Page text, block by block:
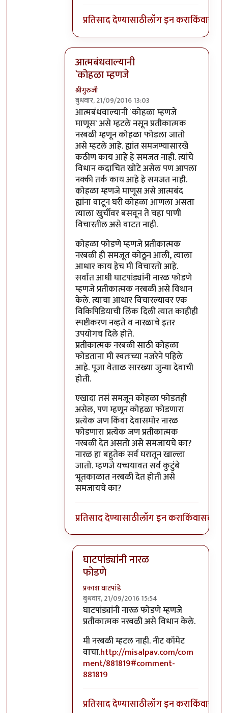
प्रतिसाद देण्यासाठीलॉग इन कराकिंवा
आत्मबंधवाल्यानी
`कोहळा म्हणजे
श्रीगुरुजी
बुधवार, 21/09/2016 13:03
In reply toआत्मबंधवाल्यानी `कोहळा म्हणजे
आत्मबंधवाल्यानी `कोहळा म्हणजे
माणूस` असे म्हटले नसून प्रतीकात्मक
नरबळी म्हणून कोहळा फोडला जातो
असे म्हटले आहे. ह्यांत समजण्यासारखे
कठीण काय आहे हे समजत नाही. त्यांचे
विधान कदाचित खोटे असेल पण आपला
नक्की तर्क काय आहे हे समजत नाही.
कोहळा म्हणजे माणूस असे आत्मबंद
ह्यांना वाटून घरी कोहळा आणला असता
त्याला खुर्चीवर बसवून ते चहा पाणी
विचारतील असे वाटत नाही.
कोहळा फोडणे म्हणजे प्रतीकात्मक
नरबळी ही समजूत कोठून आली, त्याला
आधार काय हेच मी विचारतो आहे.
सर्वात आधी घाटपांड्यांनी नारळ फोडणे
म्हणजे प्रतीकात्मक नरबळी असे विधान
केले. त्याचा आधार विचारल्यावर एक
विकिपिडियाची लिंक दिली त्यात काहीही
स्पष्टीकरण नव्हते व नारळाचे इतर
उपयोगच दिले होते.
प्रतीकात्मक नरबळी साठी कोहळा
फोडताना मी स्वतःच्या नजरेने पहिले
आहे. पूजा वेताळ सारख्या जुन्या देवाची
होती.
एखादा तसं समजून कोहळा फोडतही
असेल, पण म्हणून कोहळा फोडणारा
प्रत्येक जण किंवा देवासमोर नारळ
फोडणारा प्रत्येक जण प्रतीकात्मक
नरबळी देत असतो असे समजायचे का?
नारळ हा बहुतेक सर्व घरातून खाल्ला
जातो. म्हणजे यच्चयावत सर्व कुटुंबे
भूतकाळात नरबळी देत होती असे
समजायचे का?
प्रतिसाद देण्यासाठीलॉग इन कराकिंवासदस्य
घाटपांड्यांनी नारळ
फोडणे
प्रकाश घाटपांडे
बुधवार, 21/09/2016 15:54
In reply toआत्मबंधवाल्यानी `कोहळा म्हणजे
घाटपांड्यांनी नारळ फोडणे म्हणजे
प्रतीकात्मक नरबळी असे विधान केले.
मी नरबळी म्हटल नाही. नीट कॉमेट
वाचा.http://misalpav.com/com
ment/881819#comment-
881819
प्रतिसाद देण्यासाठीलॉग इन कराकिंवा